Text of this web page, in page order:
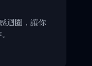
迴圈，讓你